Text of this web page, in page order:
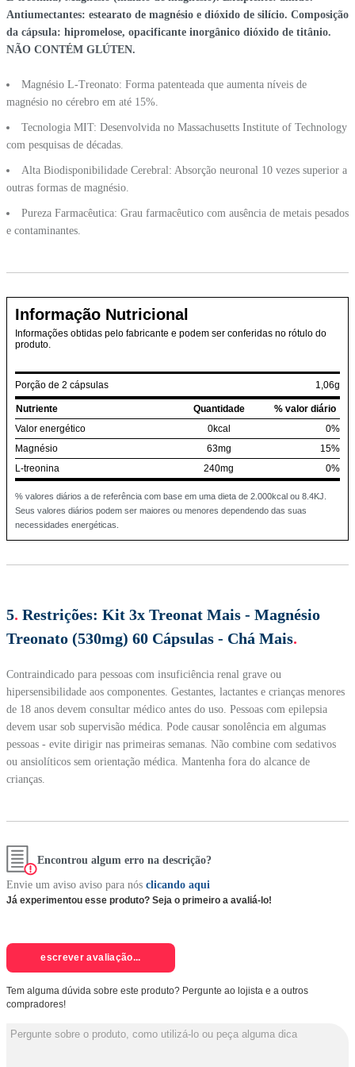
Antiumectantes: estearato de magnésio e dióxido de silício. Composição
da cápsula: hipromelose, opacificante inorgânico dióxido de titânio.
NÃO CONTÉM GLÚTEN.
Magnésio L-Treonato: Forma patenteada que aumenta níveis de
magnésio no cérebro em até 15%.
Tecnologia MIT: Desenvolvida no Massachusetts Institute of Technology
com pesquisas de décadas.
Alta Biodisponibilidade Cerebral: Absorção neuronal 10 vezes superior a
outras formas de magnésio.
Pureza Farmacêutica: Grau farmacêutico com ausência de metais pesados
e contaminantes.
Informação Nutricional
Informações obtidas pelo fabricante e podem ser conferidas no rótulo do
produto.
Porção de 2 cápsulas 1,06g
Nutriente Quantidade
% valor diário
Valor energético
0kcal
0%
Magnésio
63mg
15%
L-treonina
240mg 0%
% valores diários a de referência com base em uma dieta de 2.000kcal ou 8.4KJ.
Seus valores diários podem ser maiores ou menores dependendo das suas
necessidades energéticas.
5. Restrições: Kit 3x Treonat Mais - Magnésio
Treonato (530mg) 60 Cápsulas - Chá Mais.
Contraindicado para pessoas com insuficiência renal grave ou
hipersensibilidade aos componentes. Gestantes, lactantes e crianças menores
de 18 anos devem consultar médico antes do uso. Pessoas com epilepsia
devem usar sob supervisão médica. Pode causar sonolência em algumas
pessoas - evite dirigir nas primeiras semanas. Não combine com sedativos
ou ansiolíticos sem orientação médica. Mantenha fora do alcance de
crianças.
Encontrou algum erro na descrição?
Envie um aviso aviso para nós clicando aqui
Já experimentou esse produto? Seja o primeiro a avaliá-lo!
escrever avaliação...
Tem alguma dúvida sobre este produto? Pergunte ao lojista e a outros
compradores!